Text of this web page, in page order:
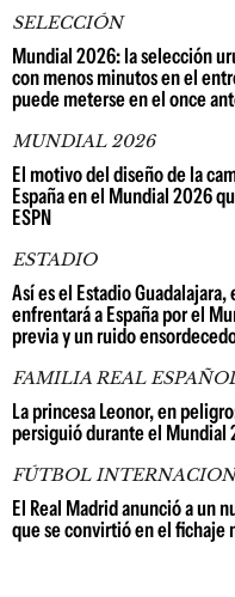
SELECCIÓN
Mundial 2026: la selección
con menos minutos en el
puede meterse en el once
MUNDIAL 2026
El motivo del diseño de la
España en el Mundial 2026
ESPN
ESTADIO
Así es el Estadio
enfrentará a España por el
previa y un ruido
FAMILIA REAL
La princesa Leonor, en
persiguió durante el Mundial
FÚTBOL
El Real Madrid anunció a un
que se convirtió en el fichaje